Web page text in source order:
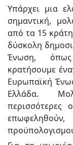
Υπάρχει μια
σημαντική,
από τα 15
δύσκολη
Ένωση,
κρατήσουμε
Ευρωπαϊκή
Ελλάδα.